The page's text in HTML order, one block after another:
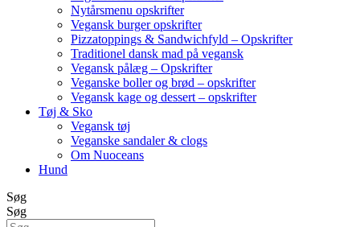
Nytårsmenu opskrifter
Vegansk burger opskrifter
Pizzatoppings & Sandwichfyld – Opskrifter
Traditionel dansk mad på vegansk
Vegansk pålæg – Opskrifter
Veganske boller og brød – opskrifter
Vegansk kage og dessert – opskrifter
Tøj & Sko
Vegansk tøj
Veganske sandaler & clogs
Om Nuoceans
Hund
Søg
Søg